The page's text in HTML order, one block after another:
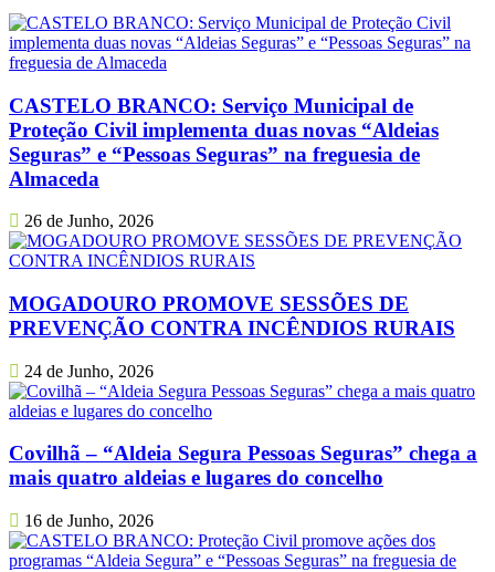
CASTELO BRANCO: Serviço Municipal de
Proteção Civil implementa duas novas “Aldeias
Seguras” e “Pessoas Seguras” na freguesia de
Almaceda
26 de Junho, 2026
MOGADOURO PROMOVE SESSÕES DE
PREVENÇÃO CONTRA INCÊNDIOS RURAIS
24 de Junho, 2026
Covilhã – “Aldeia Segura Pessoas Seguras” chega a
mais quatro aldeias e lugares do concelho
16 de Junho, 2026